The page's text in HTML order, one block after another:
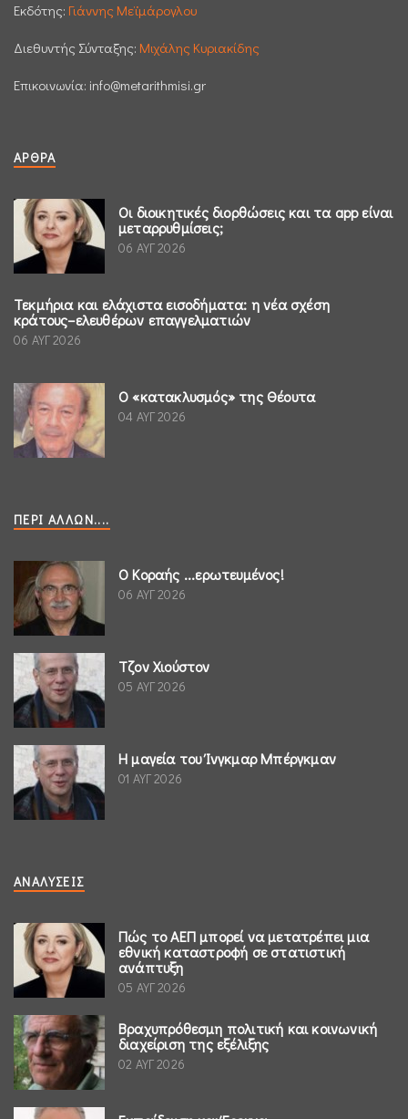
Εκδότης: Γιάννης Μεϊμάρογλου
Διεθυντής Σύνταξης: Μιχάλης Κυριακίδης
Επικοινωνία: info@metarithmisi.gr
ΆΡΘΡΑ
Οι διοικητικές διορθώσεις και τα app είναι
μεταρρυθμίσεις;
06 ΑΥΓ 2026
Τεκμήρια και ελάχιστα εισοδήματα: η νέα σχέση
κράτους–ελευθέρων επαγγελματιών
06 ΑΥΓ 2026
Ο «κατακλυσμός» της Θέουτα
04 ΑΥΓ 2026
ΠΕΡΊ ΆΛΛΩΝ....
Ο Κοραής ...ερωτευμένος!
06 ΑΥΓ 2026
Τζον Χιούστον
05 ΑΥΓ 2026
Η μαγεία του Ίνγκμαρ Μπέργκμαν
01 ΑΥΓ 2026
ΑΝΑΛΎΣΕΙΣ
Πώς το ΑΕΠ μπορεί να μετατρέπει μια
εθνική καταστροφή σε στατιστική
ανάπτυξη
05 ΑΥΓ 2026
Βραχυπρόθεσμη πολιτική και κοινωνική
διαχείριση της εξέλιξης
02 ΑΥΓ 2026